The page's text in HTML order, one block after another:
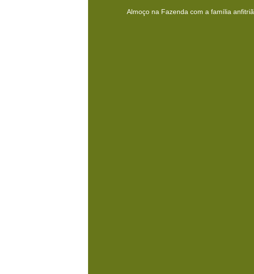
Almoço na Fazenda com a família anfitriã.